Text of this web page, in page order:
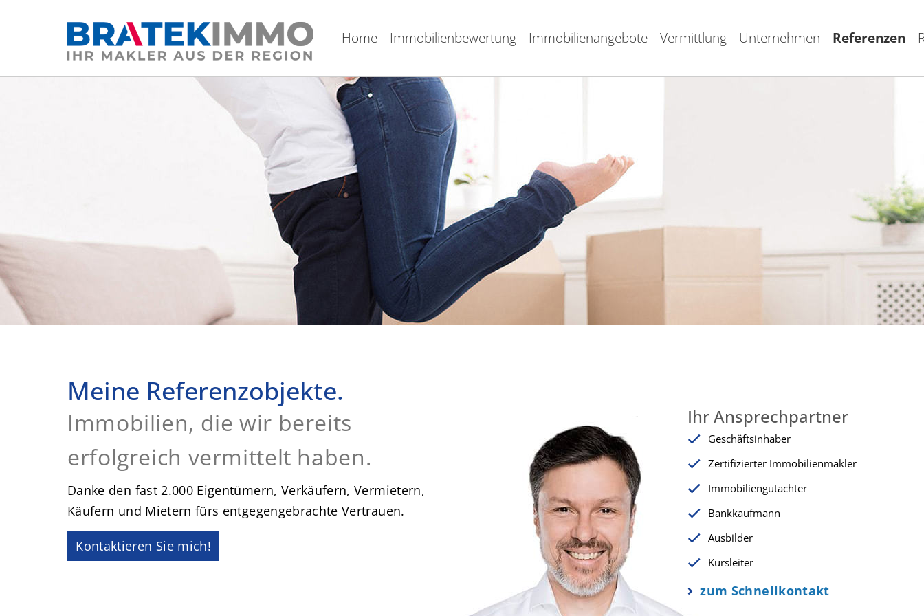
Home Immobilienbewertung Immobilienangebote Vermittlung Unternehmen Referenzen
Meine Referenzobjekte.
Immobilien, die wir bereits
erfolgreich vermittelt haben.
Danke den fast 2.000 Eigentümern, Verkäufern, Vermietern,
Käufern und Mietern fürs entgegengebrachte Vertrauen.
Kontaktieren Sie mich!
Ihr Ansprechpartner
Geschäftsinhaber
Zertifizierter Immobilienmakler
Immobiliengutachter
Bankkaufmann
Ausbilder
Kursleiter
zum Schnellkontakt